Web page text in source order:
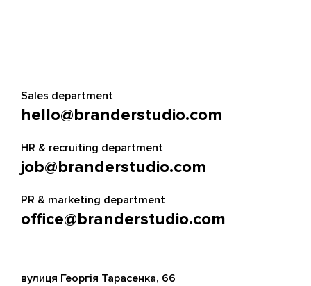
Sales department
hello@branderstudio.com
HR & recruiting department
job@branderstudio.com
PR & marketing department
office@branderstudio.com
вулиця Георгія Тарасенка, 66